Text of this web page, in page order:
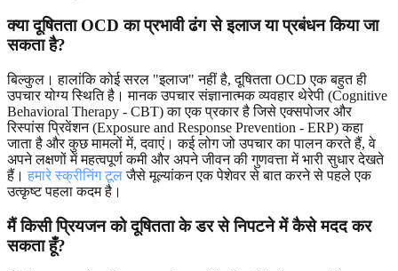
क्या दूषितता OCD का प्रभावी ढंग से इलाज या प्रबंधन किया जा
सकता है?
बिल्कुल। हालांकि कोई सरल "इलाज" नहीं है, दूषितता OCD एक बहुत ही
उपचार योग्य स्थिति है। मानक उपचार संज्ञानात्मक व्यवहार थेरेपी (Cognitive
Behavioral Therapy - CBT) का एक प्रकार है जिसे एक्सपोजर और
रिस्पांस प्रिवेंशन (Exposure and Response Prevention - ERP) कहा
जाता है और कुछ मामलों में, दवाएं। कई लोग जो उपचार का पालन करते हैं, वे
अपने लक्षणों में महत्वपूर्ण कमी और अपने जीवन की गुणवत्ता में भारी सुधार देखते
हैं। हमारे स्क्रीनिंग टूलजैसे मूल्यांकन एक पेशेवर से बात करने से पहले एक
उत्कृष्ट पहला कदम है।
मैं किसी प्रियजन को दूषितता के डर से निपटने में कैसे मदद कर
सकता हूँ?